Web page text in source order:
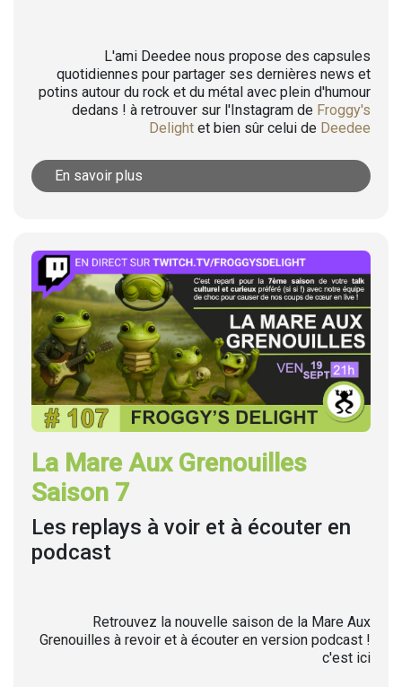
L'ami Deedee nous propose des capsules
quotidiennes pour partager ses dernières news et
potins autour du rock et du métal avec plein d'humour
dedans ! à retrouver sur l'Instagram de Froggy's
Delight et bien sûr celui de Deedee
En savoir plus
La Mare Aux Grenouilles
Saison 7
Les replays à voir et à écouter en
podcast
Retrouvez la nouvelle saison de la Mare Aux
Grenouilles à revoir et à écouter en version podcast !
c'est ici